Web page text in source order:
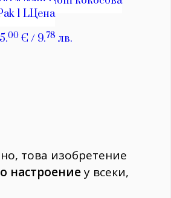
това изобретение
настроениеу всеки,